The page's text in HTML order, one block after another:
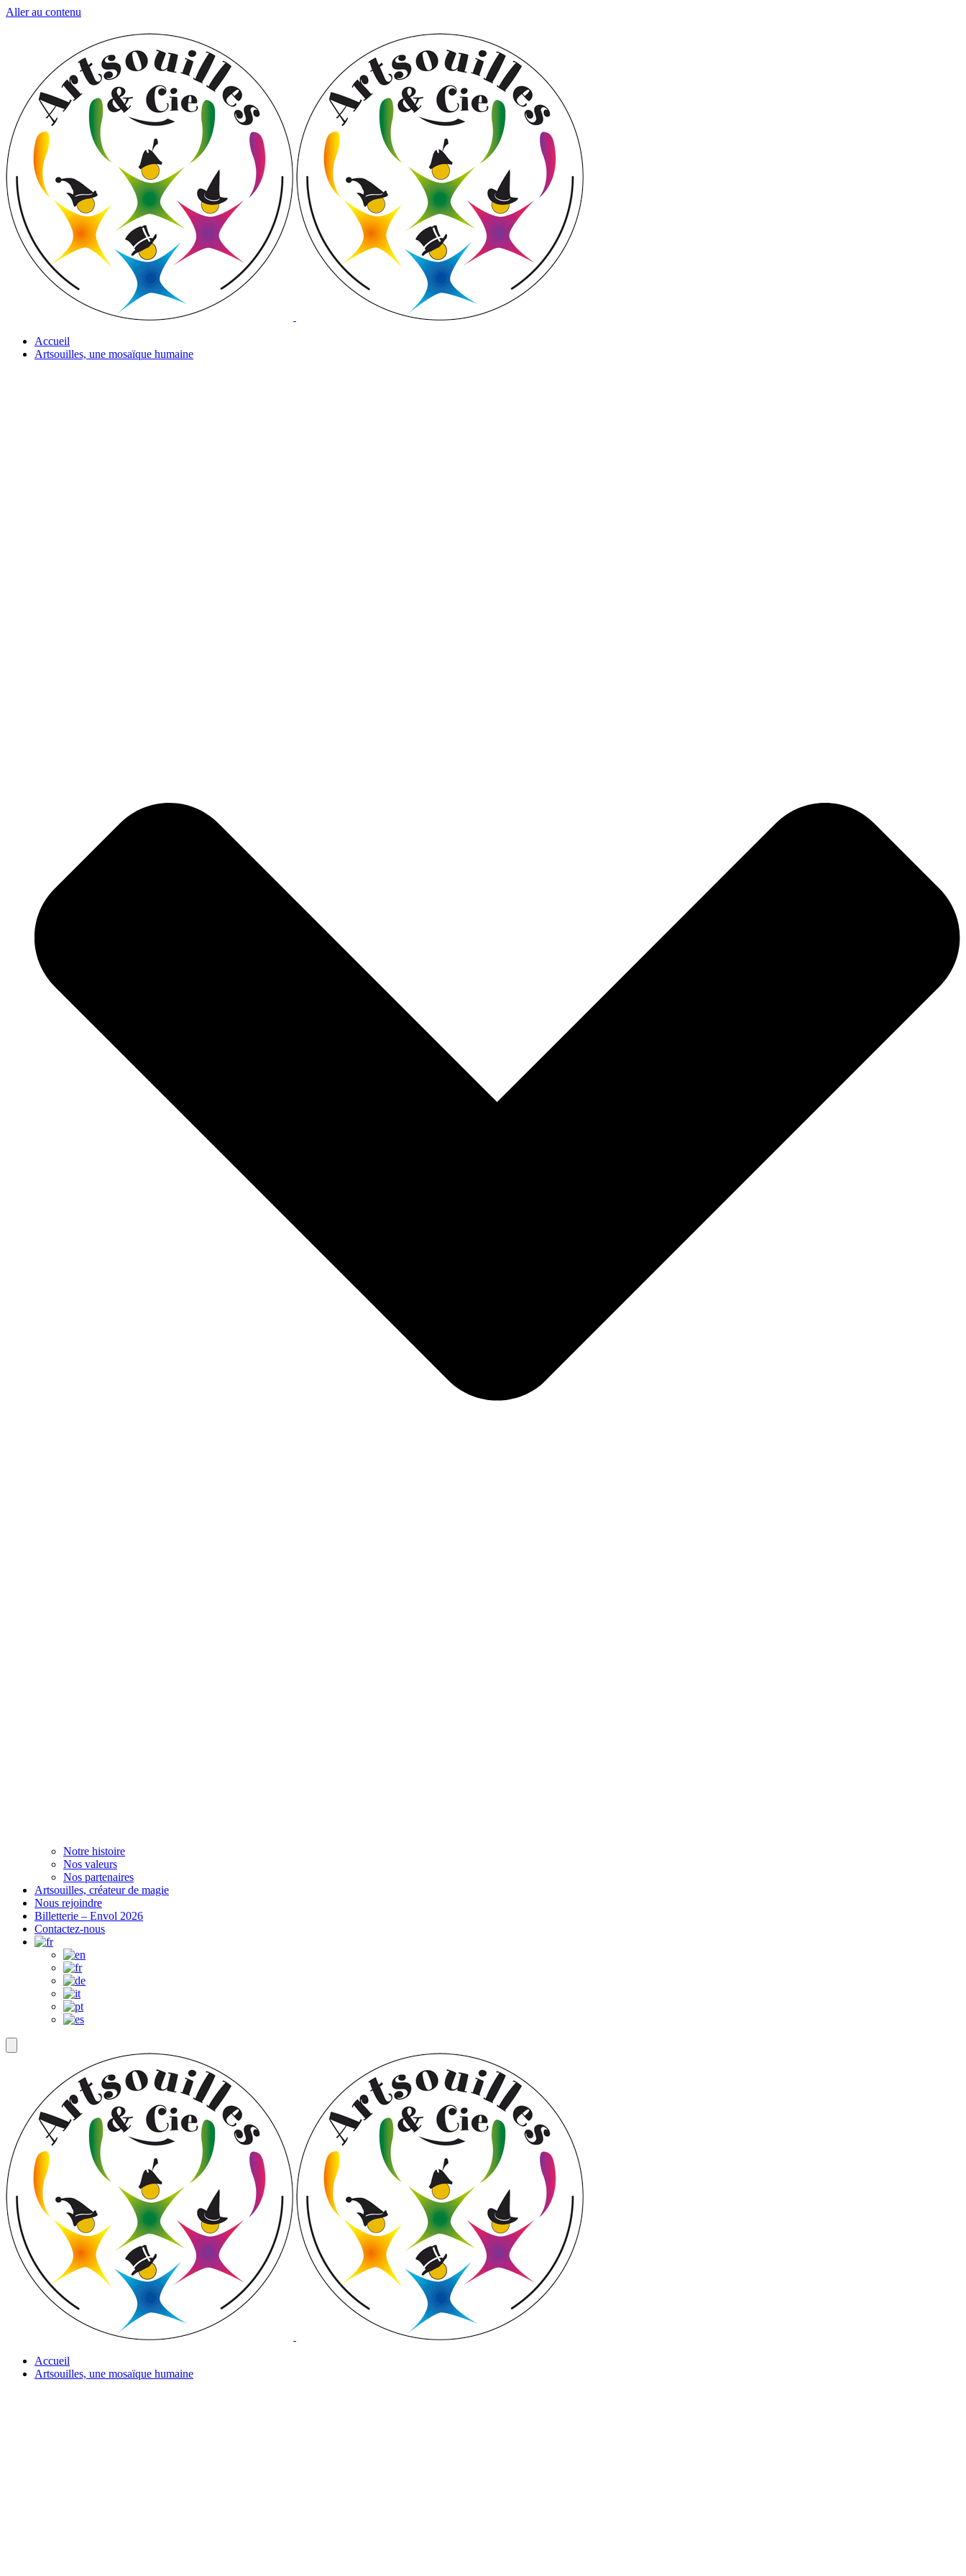
Aller au contenu
Accueil
Artsouilles, une mosaïque humaine
Notre histoire
Nos valeurs
Nos partenaires
Artsouilles, créateur de magie
Nous rejoindre
Billetterie – Envol 2026
Contactez-nous
Accueil
Artsouilles, une mosaïque humaine